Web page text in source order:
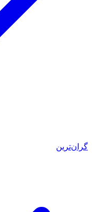
گران‌ترین